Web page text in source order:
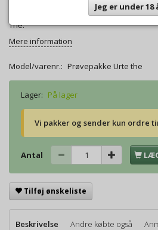
I denne pakke får du 5 stk. Theprøver á
The.
Mere information
Model/varenr.: Prøvepakke Urte the
Lager: På lager
Vi pakker og sender kun ordre
Antal
Tilføj ønskeliste
Beskrivelse Andre købte også
Jeg er under 18